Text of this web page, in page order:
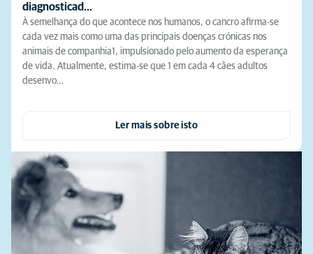
diagnosticad…
À semelhança do que acontece nos humanos, o cancro afirma-se
cada vez mais como uma das principais doenças crónicas nos
animais de companhia1, impulsionado pelo aumento da esperança
de vida. Atualmente, estima-se que 1 em cada 4 cães adultos
desenvo…
Ler mais sobre isto